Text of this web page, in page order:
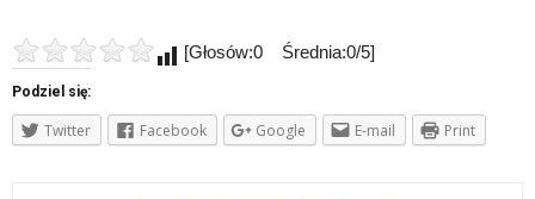
[Głosów:0 Średnia:0/5]
Podziel się:
Twitter Facebook Google E-mail Print